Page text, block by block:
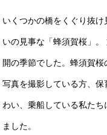
いくつかの橋をくぐり抜
いの見事な「蜂須賀桜」
開の季節でした。蜂須賀
写真を撮影している方、
わい、乗船している私た
ました。